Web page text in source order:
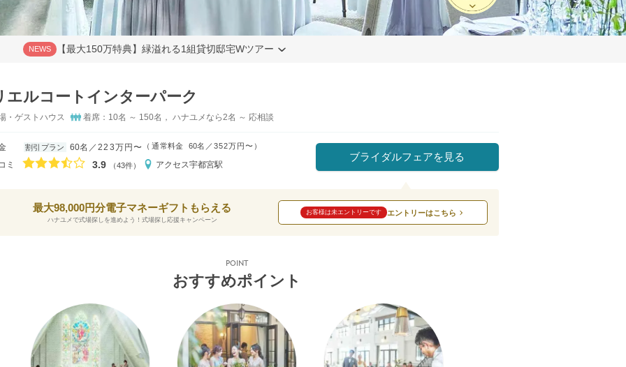
NEWS 【最大150万特典】緑溢れる1組貸切邸宅Wツアー
エルコートインターパーク
・ゲストハウス 着席：10名 ～ 150名， ハナユメなら2名 ～ 応相談
割引プラン 60名 223万円〜 （ 通常料金 60名 352万円〜 ）
ミ 口コミ評価
3.9 （43件） アクセス宇都宮駅
ブライダルフェアを見る
最大98,000円分電子マネーギフトもらえる
ハナユメで式場探しを進めよう！式場探し応援キャンペーン
お客様は未エントリーです エントリーはこちら
POINT
おすすめポイント